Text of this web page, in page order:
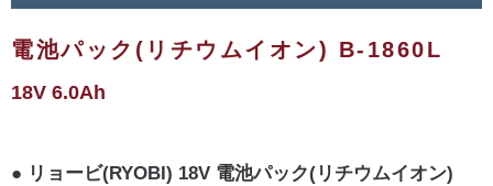
電池パック(リチウムイオン) B-1860L
18V 6.0Ah
リョービ(RYOBI) 18V 電池パック(リチウムイオン)